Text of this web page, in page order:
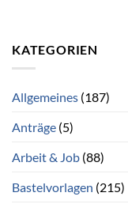
KATEGORIEN
Allgemeines (187)
Anträge (5)
Arbeit & Job (88)
Bastelvorlagen (215)